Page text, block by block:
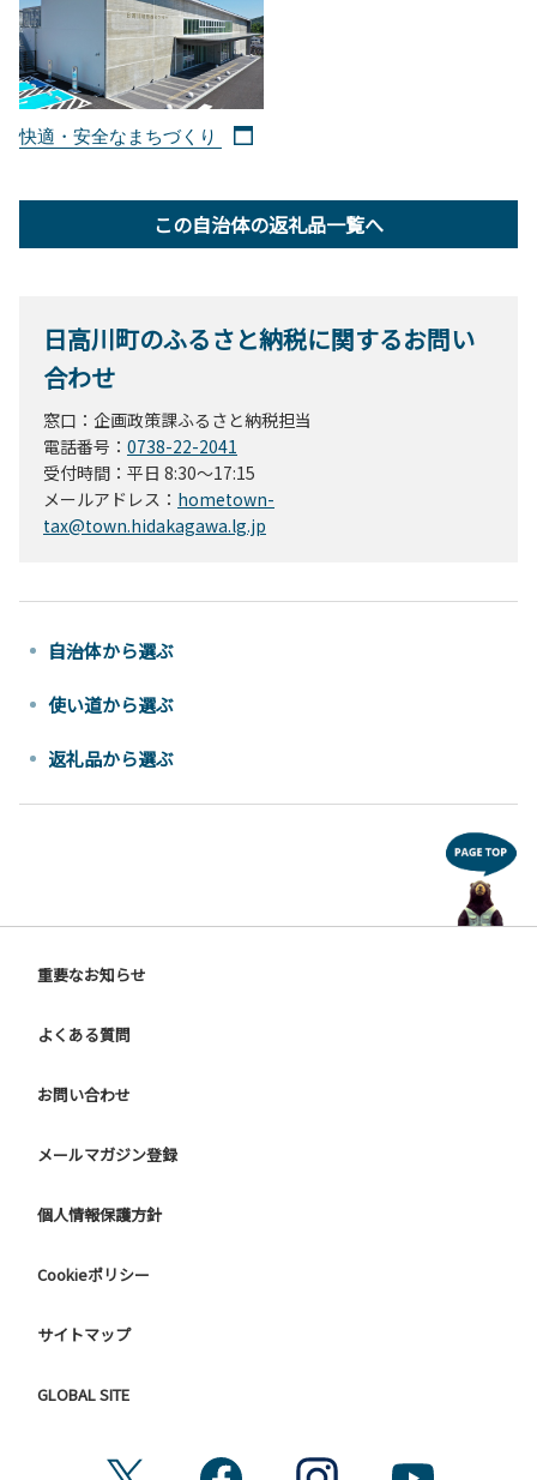
快適・安全なまちづくり
この自治体の返礼品一覧へ
日高川町のふるさと納税に関するお問い
合わせ
窓口：企画政策課ふるさと納税担当
電話番号： 0738-22-2041
受付時間：平日 8:30～17:15
メールアドレス： hometown-
tax@town.hidakagawa.lg.jp
自治体から選ぶ
使い道から選ぶ
返礼品から選ぶ
重要なお知らせ
よくある質問
お問い合わせ
メールマガジン登録
個人情報保護方針
Cookieポリシー
サイトマップ
GLOBAL SITE